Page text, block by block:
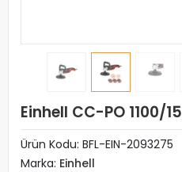
Einhell CC-PO 1100/
Ürün Kodu: BFL-EIN-2093275
Marka: Einhell